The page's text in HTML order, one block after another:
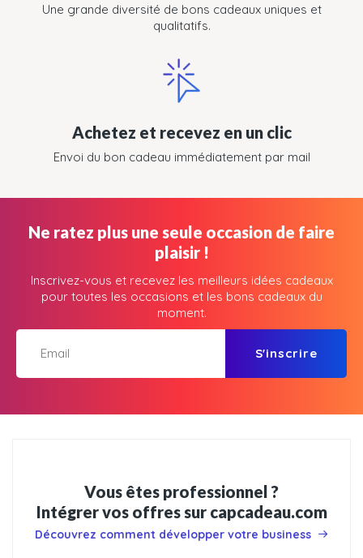
Une grande diversité de bons cadeaux uniques et
qualitatifs.
Achetez et recevez en un clic
Envoi du bon cadeau immédiatement par mail
Ne ratez plus une seule occasion de faire
plaisir !
Inscrivez-vous et recevez les meilleurs idées cadeaux
pour toutes les occasions et les bons cadeaux du
moment.
S'inscrire
Vous êtes professionnel ?
Intégrer vos offres sur capcadeau.com
Découvrez comment développer votre business